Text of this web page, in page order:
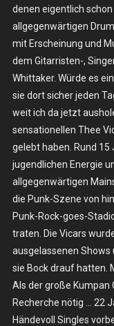
denen eigentlich
allgegenwärtigen
mit Erscheinung und
dem Gitarristen-,
Whittaker. Würde es
sie dort sicher jeden
weit ich da jetzt
sensationellen Thee
gelebt haben. Rund 15
jugendlichen Energie
allgegenwärtigen
die Punk-Szene von
Punk-Rock-goes-
traten. Die Vicars
ausgelassenen
sie Bock drauf hatten.
Als der große Kumpan
Recherche nötig … 22
Händevoll Singles